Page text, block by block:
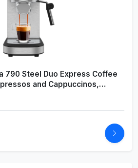
790 Steel Duo Express Coffee
and Cappuccinos,
Auto Mode 1-2 Coffee,